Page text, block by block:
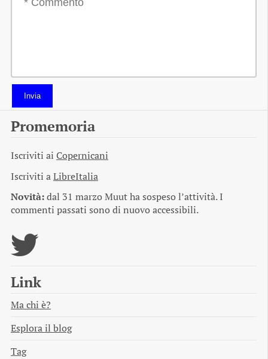
Invia
Promemoria
Iscriviti ai Copernicani
Iscriviti aLibreItalia
Novità:dal 31 marzo Muut ha sospeso l’attività. I
commenti passati sono di nuovo accessibili.
Link
Ma chi è?
Esplora il blog
Tag